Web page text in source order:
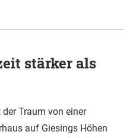
stärker als
Traum von einer
auf Giesings Höhen